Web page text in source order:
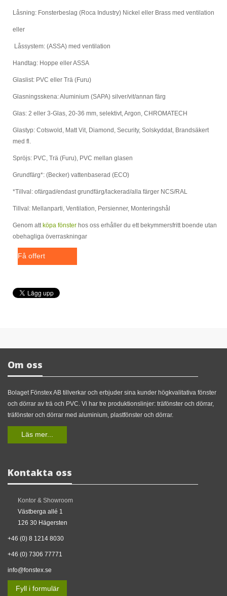
Låsning: Fonsterbeslag (Roca Industry) Nickel eller Brass med ventilation
eller
Låssystem: (ASSA) med ventilation
Handtag: Hoppe eller ASSA
Glaslist: PVC eller Trä (Furu)
Glasningsskena: Aluminium (SAPA) silver/vit/annan färg
Glas: 2 eller 3-Glas, 20-36 mm, selektivt, Argon, CHROMATECH
Glastyp: Cotswold, Matt Vit, Diamond, Security, Solskyddat, Brandsäkert
med fl.
Spröjs: PVC, Trä (Furu), PVC mellan glasen
Grundfärg*: (Becker) vattenbaserad (ECO)
*Tillval: ofärgad/endast grundfärg/lackerad/alla färger NCS/RAL
Tillval: Mellanparti, Ventilation, Persienner, Monteringshål
Genom att köpa fönster hos oss erhåller du ett bekymmersfritt boende utan
obehagliga överraskningar
Få offert
Om oss
Bolaget Fönstex AB tillverkar och erbjuder sina kunder högkvalitativa fönster
och dörrar av trä och PVC. Vi har tre produktionslinjer: träfönster och dörrar,
träfönster och dörrar med aluminium, plastfönster och dörrar.
Läs mer...
Kontakta oss
Kontor & Showroom
Västberga allé 1
126 30 Hägersten
+46 (0) 8 1214 8030
+46 (0) 7306 77771
info@fonstex.se
Fyll i formulär